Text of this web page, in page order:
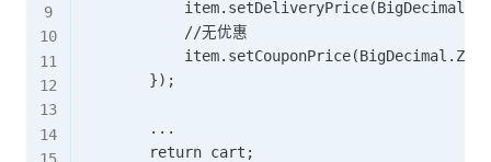
            //无优惠
        });
        ...
        return cart;